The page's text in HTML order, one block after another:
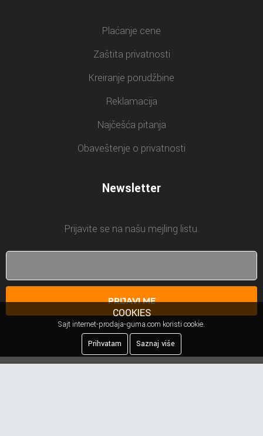
Plaćanje cene
Zaštita privatnosti
Kreiranje porudžbine
Reklamacija
Najčešća pitanja
Obaveštenje o privatnosti
Newsletter
Prijavite se na našu mejling listu.
PRIJAVI ME
COOKIES
Sajt internet-prodaja-guma.com koristi cookie.
Prihvatam
Saznaj više